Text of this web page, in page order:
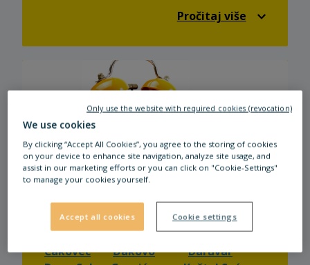
Pročitaj više
RADNE NEDJELJE I ROĐENDANI
Čakovec Đakovo
Daruvar
We use cookies
By clicking “Accept All Cookies”, you agree to the storing of cookies
on your device to enhance site navigation, analyze site usage, and
assist in our marketing efforts or you can click on "Cookie-Settings"
to manage your cookies yourself.
Accept all cookies Cookie settings
Only use the website with required cookies (revocation)